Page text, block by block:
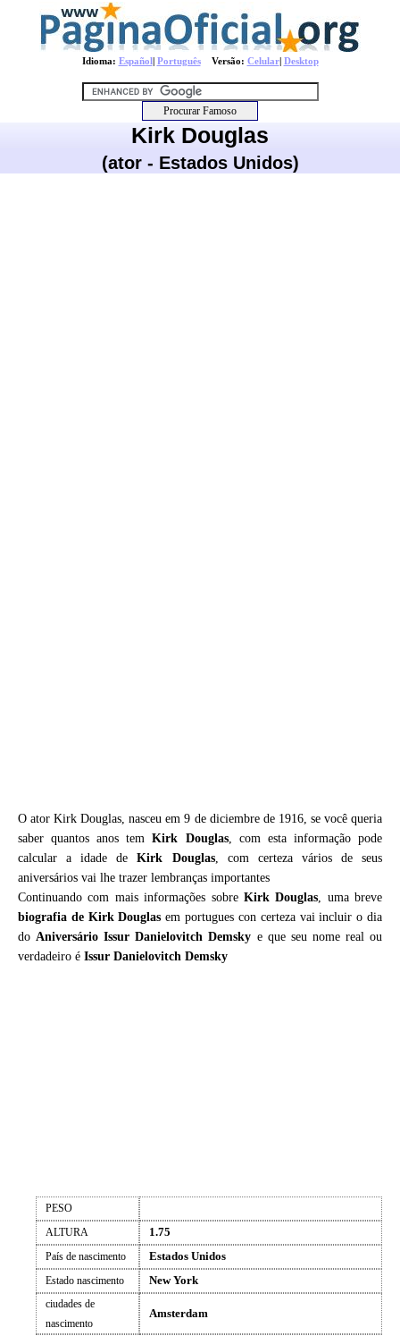
Idioma: Español| PortuguêsVersão: Celular| Desktop
Kirk Douglas
(ator - Estados Unidos)
O ator Kirk Douglas, nasceu em 9 de diciembre de 1916, se você queria
saber quantos anos temKirk Douglas, com esta informação pode
calcular a idade deKirk Douglas, com certeza vários de seus
aniversários vai lhe trazer lembranças importantes
Continuando com mais informações sobre Kirk Douglas, uma breve
biografia de Kirk Douglas em portugues con certeza vai incluir o dia
doAniversário Issur Danielovitch Demsky e que seu nome real ou
verdadeiro é Issur Danielovitch Demsky
PESO
ALTURA
1.75
País de nascimento Estados Unidos
Estado nascimento New York
ciudades de
nascimento
Amsterdam